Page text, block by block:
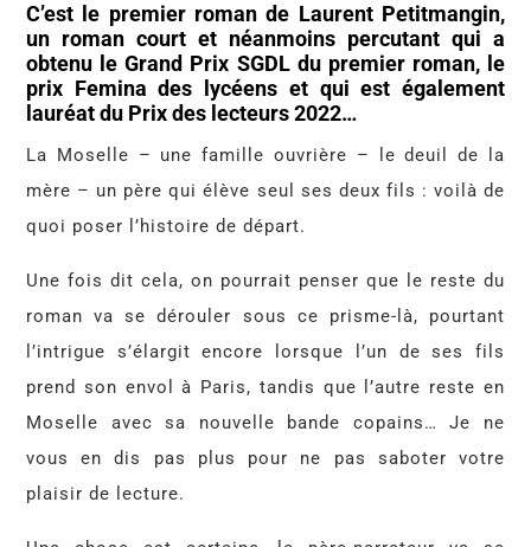
C’est le premier roman de Laurent Petitmangin,
un roman court et néanmoins percutant qui a
obtenu le Grand Prix SGDL du premier roman, le
prix Femina des lycéens et qui est également
lauréat du Prix des lecteurs 2022…
La Moselle – une famille ouvrière – le deuil de la
mère – un père qui élève seul ses deux fils : voilà de
quoi poser l’histoire de départ.
Une fois dit cela, on pourrait penser que le reste du
roman va se dérouler sous ce prisme-là, pourtant
l’intrigue s’élargit encore lorsque l’un de ses fils
prend son envol à Paris, tandis que l’autre reste en
Moselle avec sa nouvelle bande copains… Je ne
vous en dis pas plus pour ne pas saboter votre
plaisir de lecture.